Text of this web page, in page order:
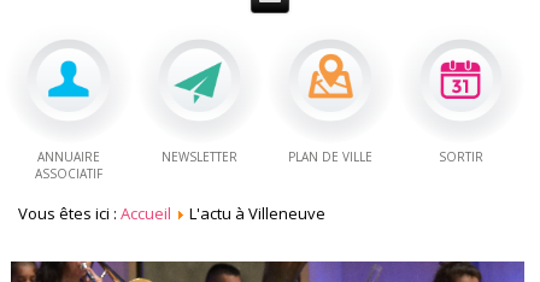
ANNUAIRE
ASSOCIATIF
NEWSLETTER PLAN DE VILLE SORTIR
Vous êtes ici :Accueil L'actu à Villeneuve